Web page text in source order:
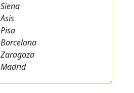
Siena
Asis
Pisa
Barcelona
Zaragoza
Madrid